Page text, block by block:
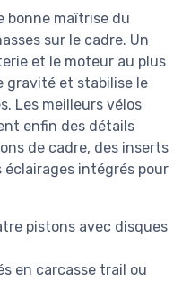
bonne maîtrise du
sur le cadre. Un
et le moteur au plus
gravité et stabilise le
Les meilleurs vélos
enfin des détails
de cadre, des inserts
intégrés pour
pistons avec disques
en carcasse trail ou